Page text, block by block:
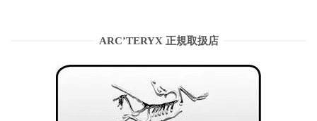
ARC’TERYX 正規取扱店